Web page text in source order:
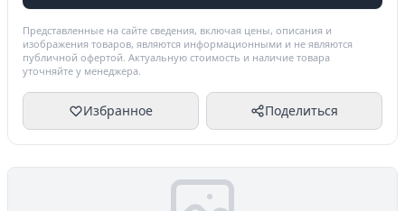
Представленные на сайте сведения, включая цены, описания и
изображения товаров, являются информационными и не являются
публичной офертой. Актуальную стоимость и наличие товара
уточняйте у менеджера.
Избранное Поделиться